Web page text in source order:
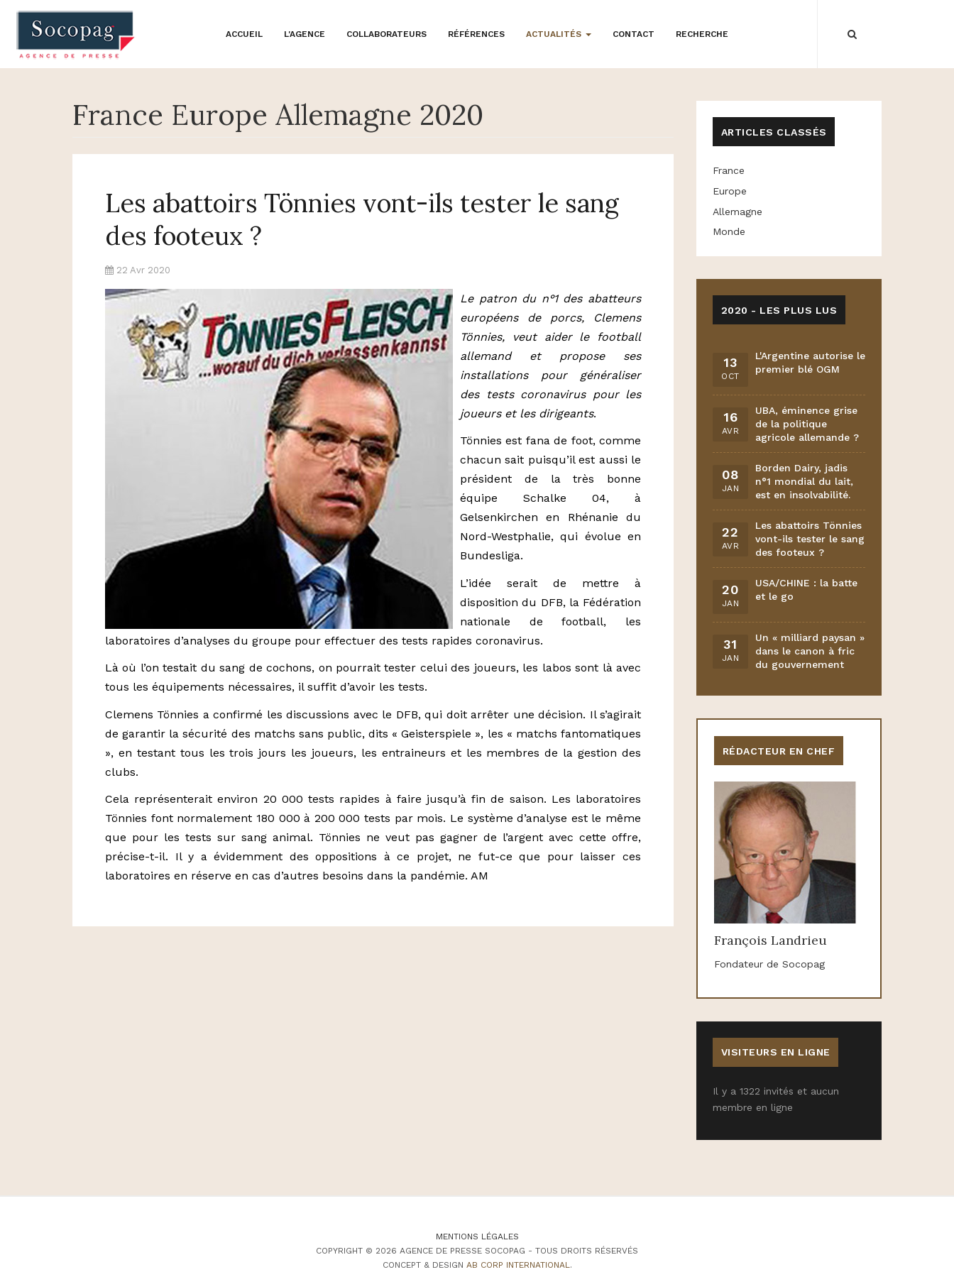
ACCUEIL L'AGENCE COLLABORATEURS RÉFÉRENCES ACTUALITÉS CONTACT RECHERCHE
France Europe Allemagne 2020
Les abattoirs Tönnies vont-ils tester le sang
des footeux ?
22 Avr 2020
Le patron du n°1 des abatteurs
européens de porcs, Clemens
Tönnies, veut aider le football
allemand et propose ses
installations pour généraliser
des tests coronavirus pour les
joueurs et les dirigeants.
Tönnies est fana de foot, comme
chacun sait puisqu’il est aussi le
président de la très bonne
équipe Schalke 04, à
Gelsenkirchen en Rhénanie du
Nord-Westphalie, qui évolue en
Bundesliga.
L’idée serait de mettre à
disposition du DFB, la Fédération
nationale de football, les
laboratoires d’analyses du groupe pour effectuer des tests rapides coronavirus.
Là où l’on testait du sang de cochons, on pourrait tester celui des joueurs, les labos sont là avec
tous les équipements nécessaires, il suffit d’avoir les tests.
Clemens Tönnies a confirmé les discussions avec le DFB, qui doit arrêter une décision. Il s’agirait
de garantir la sécurité des matchs sans public, dits « Geisterspiele », les « matchs fantomatiques
», en testant tous les trois jours les joueurs, les entraineurs et les membres de la gestion des
clubs.
Cela représenterait environ 20 000 tests rapides à faire jusqu’à fin de saison. Les laboratoires
Tönnies font normalement 180 000 à 200 000 tests par mois. Le système d’analyse est le même
que pour les tests sur sang animal. Tönnies ne veut pas gagner de l’argent avec cette offre,
précise-t-il. Il y a évidemment des oppositions à ce projet, ne fut-ce que pour laisser ces
laboratoires en réserve en cas d’autres besoins dans la pandémie. AM
ARTICLES CLASSÉS
France
Europe
Allemagne
Monde
2020 - LES PLUS LUS
13
OCT
L'Argentine autorise le
premier blé OGM
16
AVR
UBA, éminence grise
de la politique
agricole allemande ?
08
JAN
Borden Dairy, jadis
n°1 mondial du lait,
est en insolvabilité.
22
AVR
Les abattoirs Tönnies
vont-ils tester le sang
des footeux ?
20
JAN
USA/CHINE : la batte
et le go
31
JAN
Un « milliard paysan »
dans le canon à fric
du gouvernement
RÉDACTEUR EN CHEF
François Landrieu
Fondateur de Socopag
VISITEURS EN LIGNE
Il y a 1322 invités et aucun
membre en ligne
MENTIONS LÉGALES
COPYRIGHT © 2026 AGENCE DE PRESSE SOCOPAG - TOUS DROITS RÉSERVÉS
CONCEPT & DESIGN AB CORP INTERNATIONAL.